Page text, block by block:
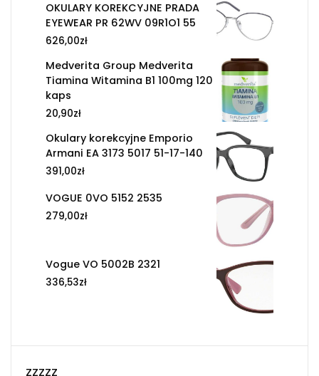
OKULARY KOREKCYJNE PRADA
EYEWEAR PR 62WV 09R1O1 55
626,00zł
Medverita Group Medverita
Tiamina Witamina B1 100mg 120
kaps
20,90zł
Okulary korekcyjne Emporio
Armani EA 3173 5017 51-17-140
391,00zł
VOGUE 0VO 5152 2535
279,00zł
Vogue VO 5002B 2321
336,53zł
zzzzz